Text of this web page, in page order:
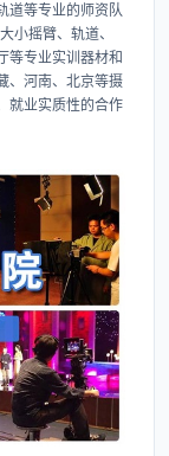
道等专业的师资队
小摇臂、轨道、
等专业实训器材和
、河南、北京等摄
就业实质性的合作